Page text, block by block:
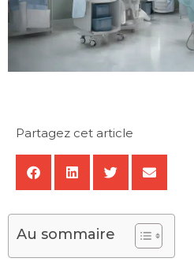
Partagez cet article
Au sommaire